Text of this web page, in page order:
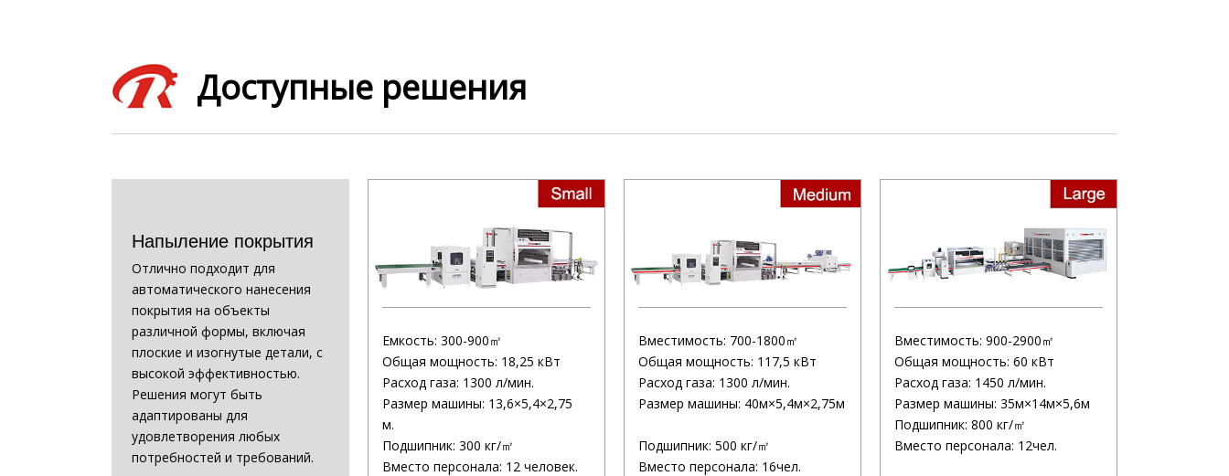
Доступные решения
Напыление покрытия
Отлично подходит для
автоматического нанесения
покрытия на объекты
различной формы, включая
плоские и изогнутые детали, с
высокой эффективностью.
Решения могут быть
адаптированы для
удовлетворения любых
потребностей и требований.
Емкость: 300-900㎡
Общая мощность: 18,25 кВт
Расход газа: 1300 л/мин.
Размер машины: 13,6×5,4×2,75
м.
Подшипник: 300 кг/㎡
Вместо персонала: 12 человек.
Вместимость: 700-1800㎡
Общая мощность: 117,5 кВт
Расход газа: 1300 л/мин.
Размер машины: 40м×5,4м×2,75м
Подшипник: 500 кг/㎡
Вместо персонала: 16чел.
Вместимость: 900-2900㎡
Общая мощность: 60 кВт
Расход газа: 1450 л/мин.
Размер машины: 35м×14м×5,6м
Подшипник: 800 кг/㎡
Вместо персонала: 12чел.